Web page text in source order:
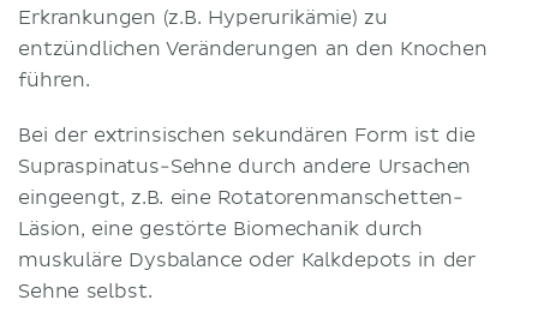
Erkrankungen (z.B. Hyperurikämie) zu
entzündlichen Veränderungen an den Knochen
führen.
Bei der extrinsischen sekundären Form ist die
Supraspinatus-Sehne durch andere Ursachen
eingeengt, z.B. eine Rotatorenmanschetten-
Läsion, eine gestörte Biomechanik durch
muskuläre Dysbalance oder Kalkdepots in der
Sehne selbst.